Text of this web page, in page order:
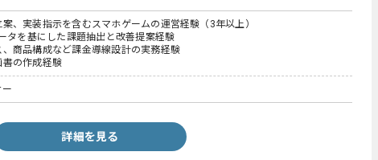
案、実装指示を含むスマホゲームの運営経験（3年以上）
タを基にした課題抽出と改善提案経験
、商品構成など課金導線設計の実務経験
書の作成経験
ー
詳細を見る